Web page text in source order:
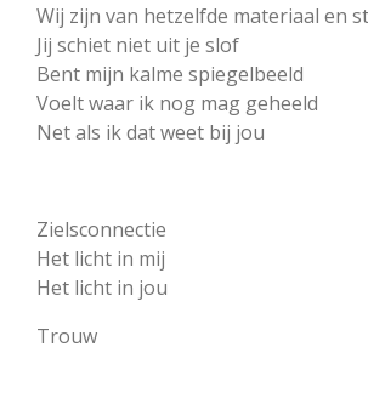
Wij zijn van hetzelfde materiaal en
Jij schiet niet uit je slof
Bent mijn kalme spiegelbeeld
Voelt waar ik nog mag geheeld
Net als ik dat weet bij jou
Zielsconnectie
Het licht in mij
Het licht in jou
Trouw